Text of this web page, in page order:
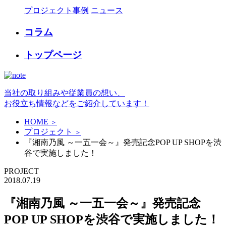
プロジェクト事例 ニュース
コラム
トップページ
当社の取り組みや従業員の想い、
お役立ち情報などをご紹介しています！
HOME ＞
プロジェクト ＞
『湘南乃風 ～一五一会～』発売記念POP UP SHOPを渋
谷で実施しました！
PROJECT
2018.07.19
『湘南乃風 ～一五一会～』発売記念
POP UP SHOPを渋谷で実施しました！